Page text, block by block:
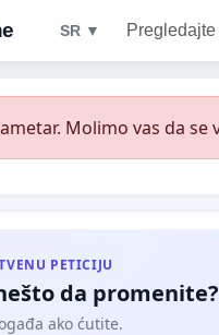
SR ▼
Molimo vas da
PETICIJU
da promenite?
ako ćutite.